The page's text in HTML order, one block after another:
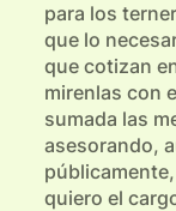
para los
que lo
que cotizan
mirenlas con
sumada las
asesorando,
quiero el